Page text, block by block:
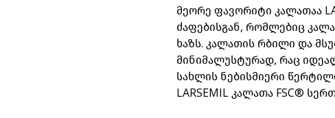
მეორე ფავორიტი კალათაა
ძაფებისგან, რომლებიც
ხაზს. კალათის რბილი და
მინიმალუსტურად, რაც
სახლის ნებისმიერი
LARSEMIL კალათა FSC®